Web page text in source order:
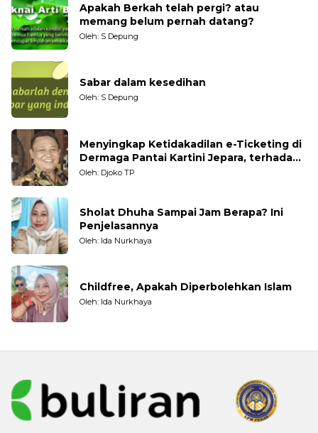
Apakah Berkah telah pergi? atau
memang belum pernah datang?
Oleh: S Depung
Sabar dalam kesedihan
Oleh: S Depung
Menyingkap Ketidakadilan e-Ticketing di
Dermaga Pantai Kartini Jepara, terhadap
Nelayan Tradisional
Oleh: Djoko TP
Sholat Dhuha Sampai Jam Berapa? Ini
Penjelasannya
Oleh: Ida Nurkhaya
Childfree, Apakah Diperbolehkan Islam
Oleh: Ida Nurkhaya